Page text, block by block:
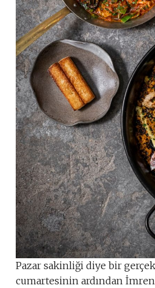
Pazar sakinliği diye bir gerçek
cumartesinin ardından İmren